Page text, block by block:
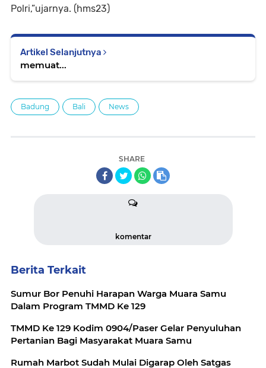
Polri,”ujarnya. (hms23)
Artikel Selanjutnya
memuat...
Badung Bali News
SHARE
komentar
Berita Terkait
Sumur Bor Penuhi Harapan Warga Muara Samu
Dalam Program TMMD Ke 129
TMMD Ke 129 Kodim 0904/Paser Gelar Penyuluhan
Pertanian Bagi Masyarakat Muara Samu
Rumah Marbot Sudah Mulai Digarap Oleh Satgas